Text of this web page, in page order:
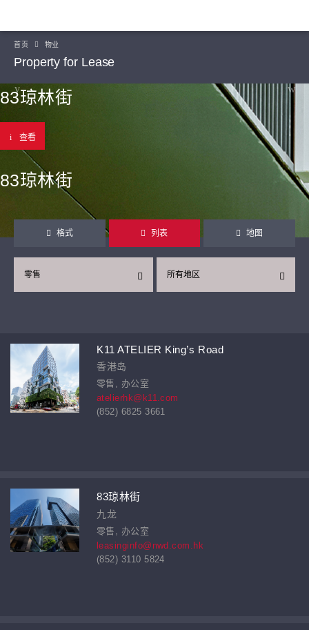
首页 物业
Property for Lease
83琼林街
查看
83琼林街
格式 列表 地图
所有地区
零售
K11 ATELIER King’s Road
香港岛
零售, 办公室
atelierhk@k11.com
(852) 6825 3661
83琼林街
九龙
零售, 办公室
leasinginfo@nwd.com.hk
(852) 3110 5824